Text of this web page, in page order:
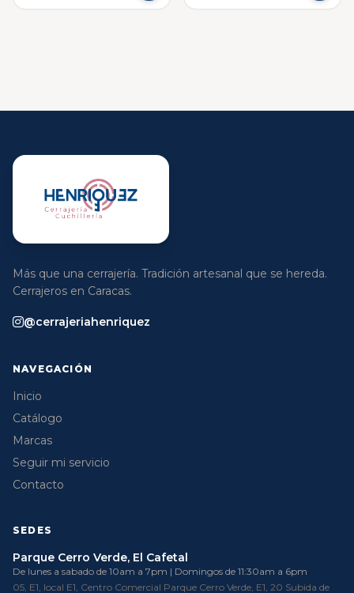
Más que una cerrajería. Tradición artesanal que se hereda.
Cerrajeros en Caracas.
@cerrajeriahenriquez
NAVEGACIÓN
Inicio
Catálogo
Marcas
Seguir mi servicio
Contacto
SEDES
Parque Cerro Verde, El Cafetal
De lunes a sabado de 10am a 7pm | Domingos de 11:30am a 6pm
05, E1, local E1, Centro Comercial Parque Cerro Verde, E1, 20 Subida de